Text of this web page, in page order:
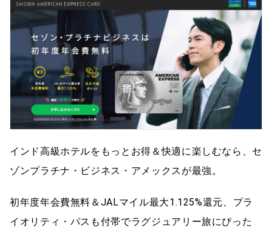
インド高級ホテルをもっとお得＆快適に楽しむなら、セ
ゾンプラチナ・ビジネス・アメックスが最強。
初年度年会費無料＆JALマイル最大1.125%還元、プラ
イオリティ・パスも付帯でラグジュアリー旅にぴった